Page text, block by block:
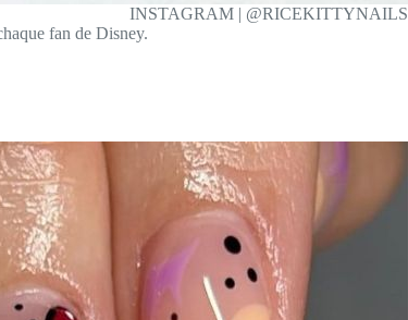
INSTAGRAM | @RICEKITTYNAILS
fan de Disney.